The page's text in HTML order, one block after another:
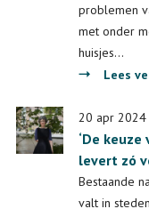
problemen
met onder
huisjes…
Lees
20 apr 2024
‘De
levert zó
Bestaande
valt in